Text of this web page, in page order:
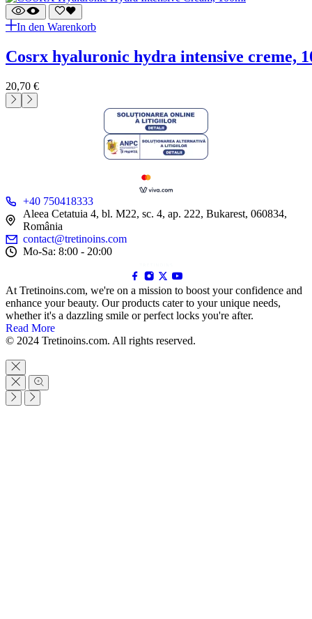
In den Warenkorb
cosrx hyaluronic hydra intensive creme,
20,70 €
+40 750418333
Aleea Cetatuia 4, bl. M22, sc. 4, ap. 222, Bukarest, 060834,
România
contact@tretinoins.com
Mo-Sa: 8:00 - 20:00
At Tretinoins.com, we're on a mission to boost your confidence and
enhance your beauty. Our products cater to your unique needs,
whether it's a dazzling smile or perfect locks you're after.
Read More
© 2024 Tretinoins.com. All rights reserved.